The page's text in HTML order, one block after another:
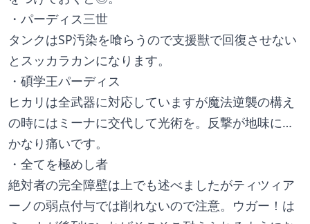
・パーディス三世
タンクはSP汚染を喰らうので支援獣で回復させない
とスッカラカンになります。
・碩学王パーディス
ヒカリは全武器に対応していますが魔法逆襲の構え
の時にはミーナに交代して光術を。反撃が地味に…
かなり痛いです。
・全てを極めし者
絶対者の完全障壁は上でも述べましたがティツィア
ーノの弱点付与では削れないので注意。ウガー！は